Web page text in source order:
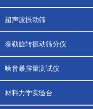
超声波振动筛
泰勒旋转振动筛分仪
噪音暴露量测试仪
材料力学实验台